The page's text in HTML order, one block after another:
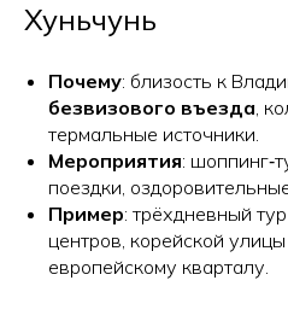
Хуньчунь
Почему: близость к
безвизового въезда,
термальные источники.
Мероприятия:
поездки,
Пример: трёхдневный
центров, корейской
европейскому кварталу.